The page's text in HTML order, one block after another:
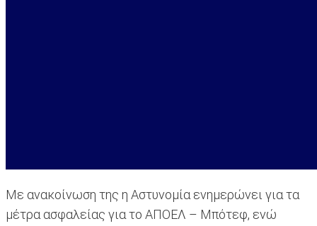
Με ανακοίνωση της η Αστυνομία ενημερώνει για τα
μέτρα ασφαλείας για το ΑΠΟΕΛ – Μπότεφ, ενώ